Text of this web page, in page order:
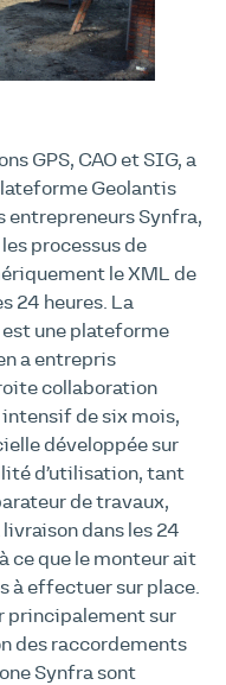
GPS, CAO et SIG, a
Geolantis
entrepreneurs Synfra,
processus de
le XML de
24 heures. La
une plateforme
a entrepris
collaboration
de six mois,
développée sur
d’utilisation, tant
de travaux,
dans les 24
ce que le monteur ait
à effectuer sur place.
principalement sur
des raccordements
Synfra sont